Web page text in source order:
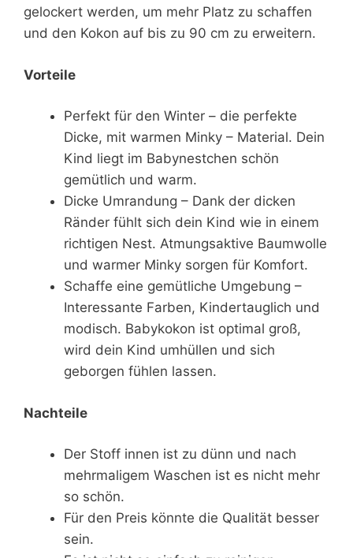
gelockert werden, um mehr Platz zu schaffen
und den Kokon auf bis zu 90 cm zu erweitern.
Vorteile
Perfekt für den Winter – die perfekte
Dicke, mit warmen Minky – Material. Dein
Kind liegt im Babynestchen schön
gemütlich und warm.
Dicke Umrandung – Dank der dicken
Ränder fühlt sich dein Kind wie in einem
richtigen Nest. Atmungsaktive Baumwolle
und warmer Minky sorgen für Komfort.
Schaffe eine gemütliche Umgebung –
Interessante Farben, Kindertauglich und
modisch. Babykokon ist optimal groß,
wird dein Kind umhüllen und sich
geborgen fühlen lassen.
Nachteile
Der Stoff innen ist zu dünn und nach
mehrmaligem Waschen ist es nicht mehr
so schön.
Für den Preis könnte die Qualität besser
sein.